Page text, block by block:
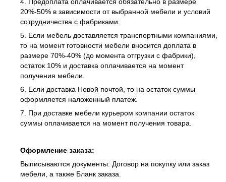
20%-50% в зависимости от выбранной мебели и условий
сотрудничества с фабриками.
5. Если мебель доставляется транспортными компаниями,
то на момент готовности мебели вносится доплата в
размере 70%-40% (до момента отгрузки с фабрики),
остаток 10% и доставка оплачивается на момент
получения мебели.
6. Если доставка Новой почтой, то на остаток суммы
оформляется наложенный платеж.
7. При доставке мебели курьером компании остаток
суммы оплачивается на момент получения товара.
Оформление заказа:
Выписываются документы: Договор на покупку или заказ
мебели, а также Бланк заказа.